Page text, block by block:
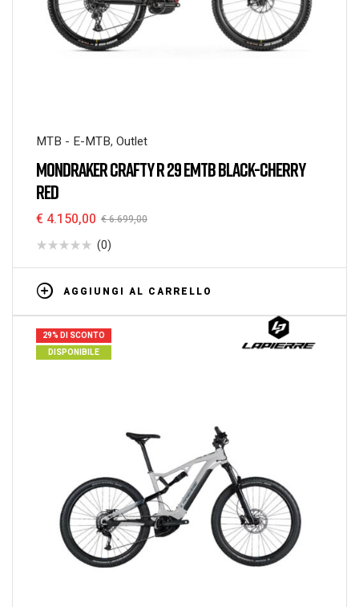
MTB - E-MTB, Outlet
MONDRAKER CRAFTY R 29 EMTB BLACK-CHERRY
RED
€6.699,00
€ 4.150,00
(0)
AGGIUNGI AL CARRELLO
29% DI SCONTO
DISPONIBILE